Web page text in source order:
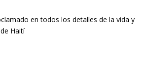
en todos los detalles de la vida y
Haití